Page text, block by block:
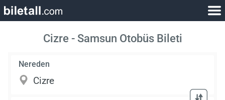
Cizre - Samsun Otobüs Bileti
Nereden